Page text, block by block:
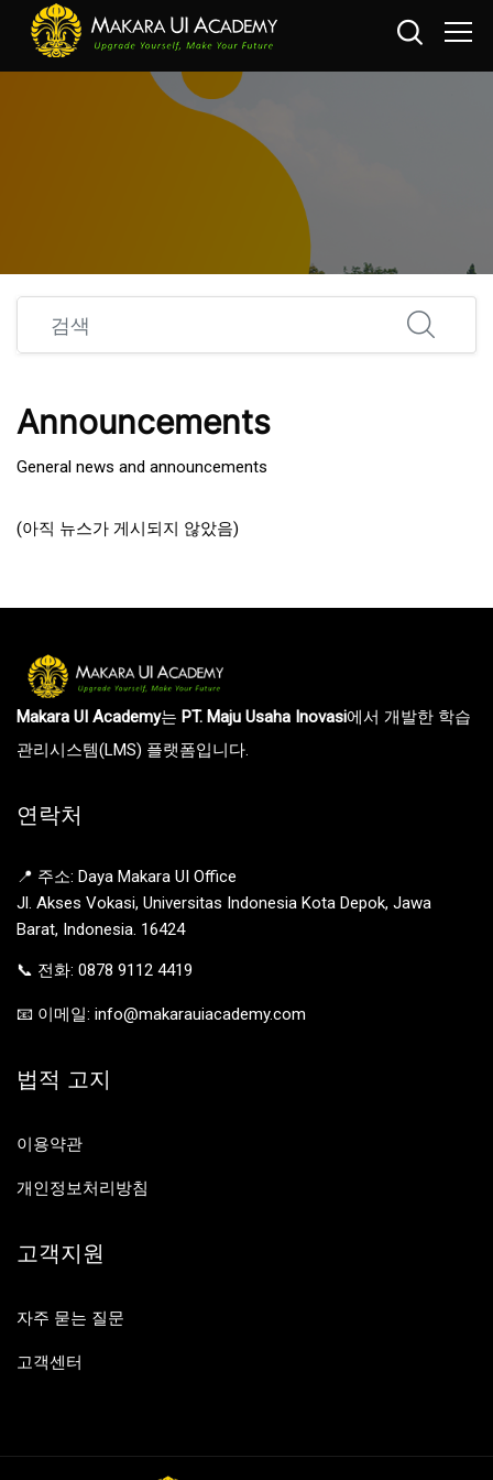
Announcements
General news and announcements
(아직 뉴스가 게시되지 않았음)
Makara UI Academy는 PT. Maju Usaha Inovasi에서 개발한 학습
관리시스템(LMS) 플랫폼입니다.
연락처
📍 주소: Daya Makara UI Office
Jl. Akses Vokasi, Universitas Indonesia Kota Depok, Jawa
Barat, Indonesia. 16424
📞 전화: 0878 9112 4419
📧 이메일: info@makarauiacademy.com
법적 고지
이용약관
개인정보처리방침
고객지원
자주 묻는 질문
고객센터